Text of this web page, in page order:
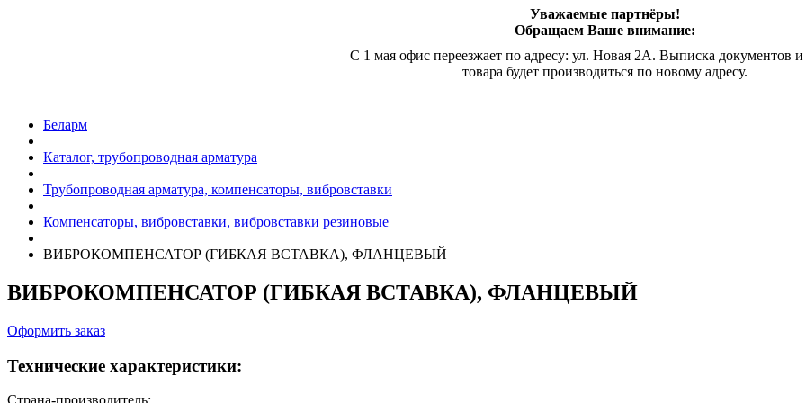
Уважаемые партнёры!
Обращаем Ваше внимание:
С 1 мая офис переезжает по адресу: ул. Новая 2А. Выписка документов и
товара будет производиться по новому адресу.
Беларм
Каталог, трубопроводная арматура
Трубопроводная арматура, компенсаторы, вибровставки
Компенсаторы, вибровставки, вибровставки резиновые
ВИБРОКОМПЕНСАТОР (ГИБКАЯ ВСТАВКА), ФЛАНЦЕВЫЙ
ВИБРОКОМПЕНСАТОР (ГИБКАЯ ВСТАВКА), ФЛАНЦЕВЫЙ
Оформить заказ
Технические характеристики: